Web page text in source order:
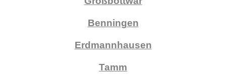
Benningen
Erdmannhausen
Tamm